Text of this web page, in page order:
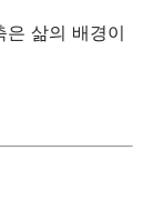
삶의 배경이